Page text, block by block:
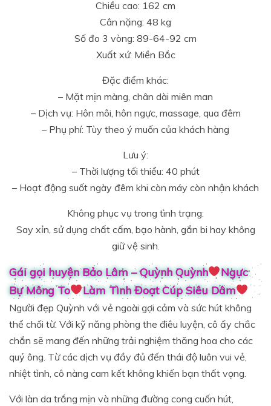
Chiều cao: 162 cm
Cân nặng: 48 kg
Số đo 3 vòng: 89-64-92 cm
Xuất xứ: Miền Bắc
Đặc điểm khác:
– Mặt mịn màng, chân dài miên man
– Dịch vụ: Hôn môi, hôn ngực, massage, qua đêm
– Phụ phí: Tùy theo ý muốn của khách hàng
Lưu ý:
– Thời lượng tối thiểu: 40 phút
– Hoạt động suốt ngày đêm khi còn máy còn nhận khách
Không phục vụ trong tình trạng:
Say xỉn, sử dụng chất cấm, bạo hành, gắn bi hay không
giữ vệ sinh.
Gái gọi huyện Bảo Lâm – Quỳnh Quỳnh
Ngực
Bự Mông To
Làm Tình Đoạt Cúp Siêu Dâm
Người đẹp Quỳnh với vẻ ngoài gợi cảm và sức hút không
thể chối từ. Với kỹ năng phòng the điêu luyện, cô ấy chắc
chắn sẽ mang đến những trải nghiệm thăng hoa cho các
quý ông. Từ các dịch vụ đầy đủ đến thái độ luôn vui vẻ,
nhiệt tình, cô nàng cam kết không khiến bạn thất vọng.
Với làn da trắng mịn và những đường cong cuốn hút,